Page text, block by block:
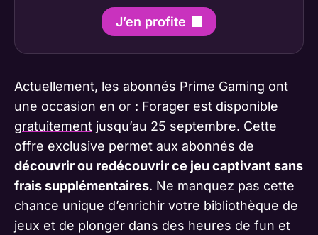
J’en profite
Actuellement, les abonnés Prime Gaming ont
une occasion en or : Forager est disponible
gratuitement jusqu’au 25 septembre. Cette
offre exclusive permet aux abonnés de
découvrir ou redécouvrir ce jeu captivant sans
frais supplémentaires. Ne manquez pas cette
chance unique d’enrichir votre bibliothèque de
jeux et de plonger dans des heures de fun et